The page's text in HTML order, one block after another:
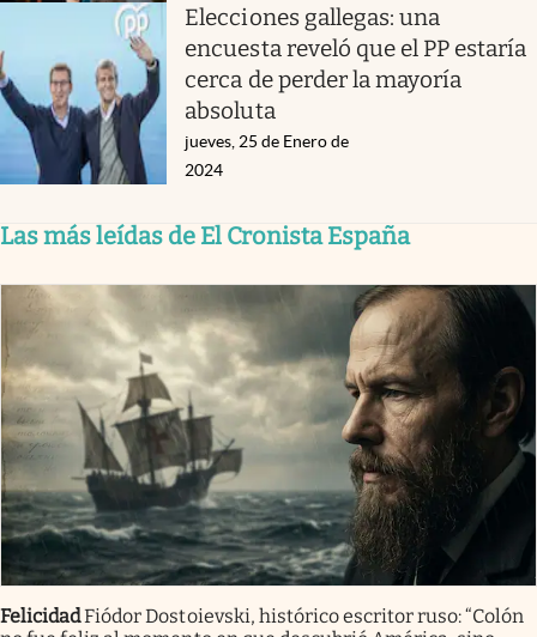
Elecciones gallegas: una
encuesta reveló que el PP estaría
cerca de perder la mayoría
absoluta
jueves, 25 de Enero de
2024
Las más leídas de El Cronista España
FelicidadFiódor Dostoievski, histórico escritor ruso: “Colón